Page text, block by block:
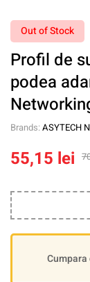
Out of Stock
Profil de
podea
Brands: ASYTECH
55,15 lei